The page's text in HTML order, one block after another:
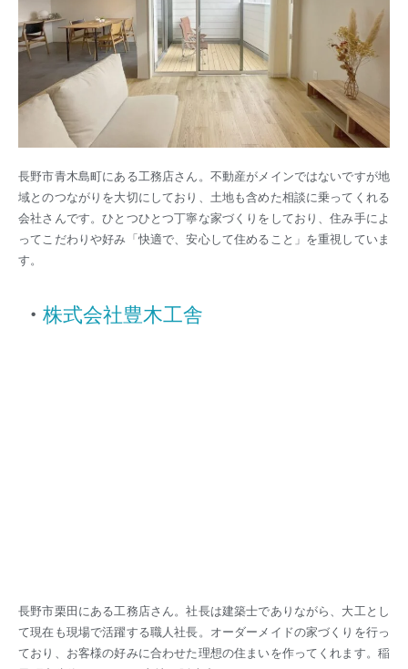
長野市青木島町にある工務店さん。不動産がメインではないですが地
域とのつながりを大切にしており、土地も含めた相談に乗ってくれる
会社さんです。ひとつひとつ丁寧な家づくりをしており、住み手によ
ってこだわりや好み「快適で、安心して住めること」を重視していま
す。
・ 株式会社豊木工舎
長野市栗田にある工務店さん。社長は建築士でありながら、大工とし
て現在も現場で活躍する職人社長。オーダーメイドの家づくりを行っ
ており、お客様の好みに合わせた理想の住まいを作ってくれます。稲